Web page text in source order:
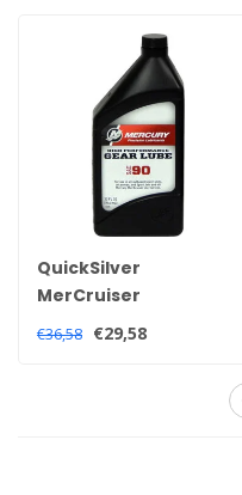
QuickSilver
MerCruiser
Quicksilver-
Hochleistungs-
€36,58 €29,58